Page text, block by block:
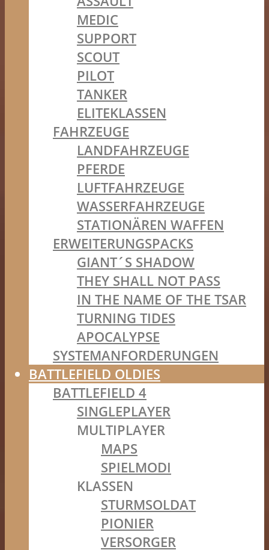
MEDIC
SUPPORT
SCOUT
PILOT
TANKER
ELITEKLASSEN
FAHRZEUGE
LANDFAHRZEUGE
PFERDE
LUFTFAHRZEUGE
WASSERFAHRZEUGE
STATIONÄREN WAFFEN
ERWEITERUNGSPACKS
GIANT´S SHADOW
THEY SHALL NOT PASS
IN THE NAME OF THE TSAR
TURNING TIDES
APOCALYPSE
SYSTEMANFORDERUNGEN
BATTLEFIELD OLDIES
BATTLEFIELD 4
SINGLEPLAYER
MULTIPLAYER
MAPS
SPIELMODI
KLASSEN
STURMSOLDAT
PIONIER
VERSORGER